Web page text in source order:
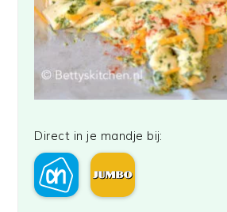
Direct in je mandje bij: